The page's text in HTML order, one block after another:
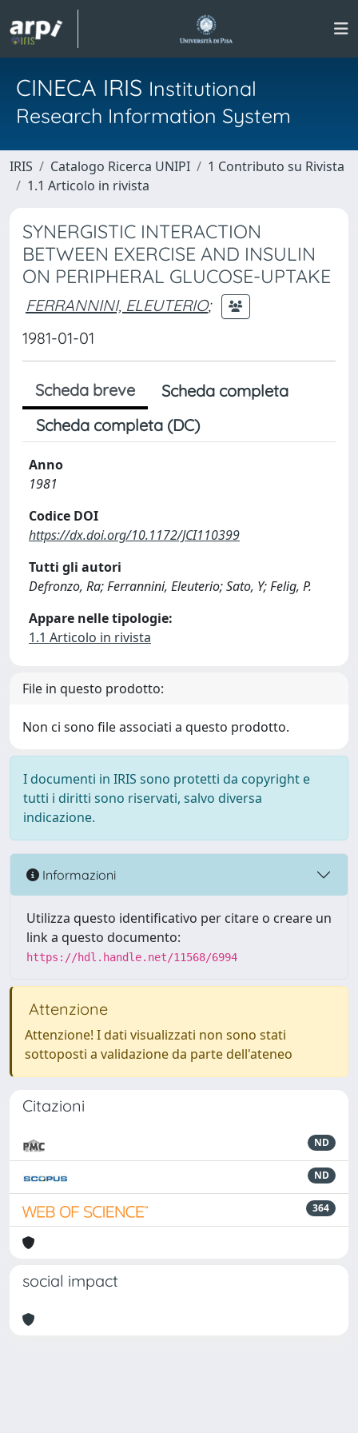
CINECA IRIS Institutional
Research Information System
IRIS Catalogo Ricerca UNIPI
1 Contributo su Rivista
1.1 Articolo in rivista
SYNERGISTIC INTERACTION
BETWEEN EXERCISE AND INSULIN
ON PERIPHERAL GLUCOSE-UPTAKE
FERRANNINI, ELEUTERIO;
1981-01-01
Scheda breve
Scheda completa
Scheda completa (DC)
Anno
1981
Codice DOI
https://dx.doi.org/10.1172/JCI110399
Tutti gli autori
Defronzo, Ra; Ferrannini, Eleuterio; Sato, Y; Felig, P.
Appare nelle tipologie:
1.1 Articolo in rivista
File in questo prodotto:
Non ci sono file associati a questo prodotto.
I documenti in IRIS sono protetti da copyright e
tutti i diritti sono riservati, salvo diversa
indicazione.
Informazioni
Utilizza questo identificativo per citare o creare un
link a questo documento:
https://hdl.handle.net/11568/6994
Attenzione
Attenzione! I dati visualizzati non sono stati
sottoposti a validazione da parte dell'ateneo
Citazioni
ND
ND
364
social impact